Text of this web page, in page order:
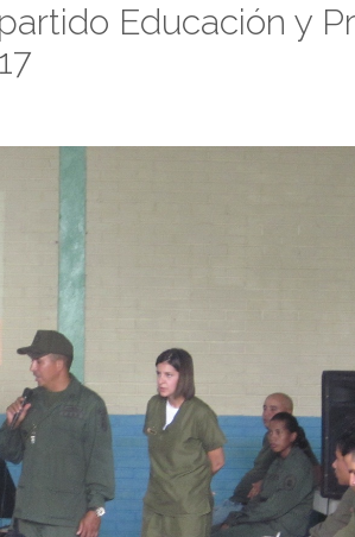
Educación y